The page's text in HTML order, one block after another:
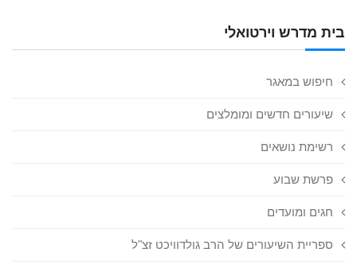
בית מדרש וירטואלי
חיפוש במאגר
שיעורים חדשים ומומלצים
רשימת נושאים
פרשת שבוע
חגים ומועדים
ספריית השיעורים של הרב גולדוויכט זצ"ל